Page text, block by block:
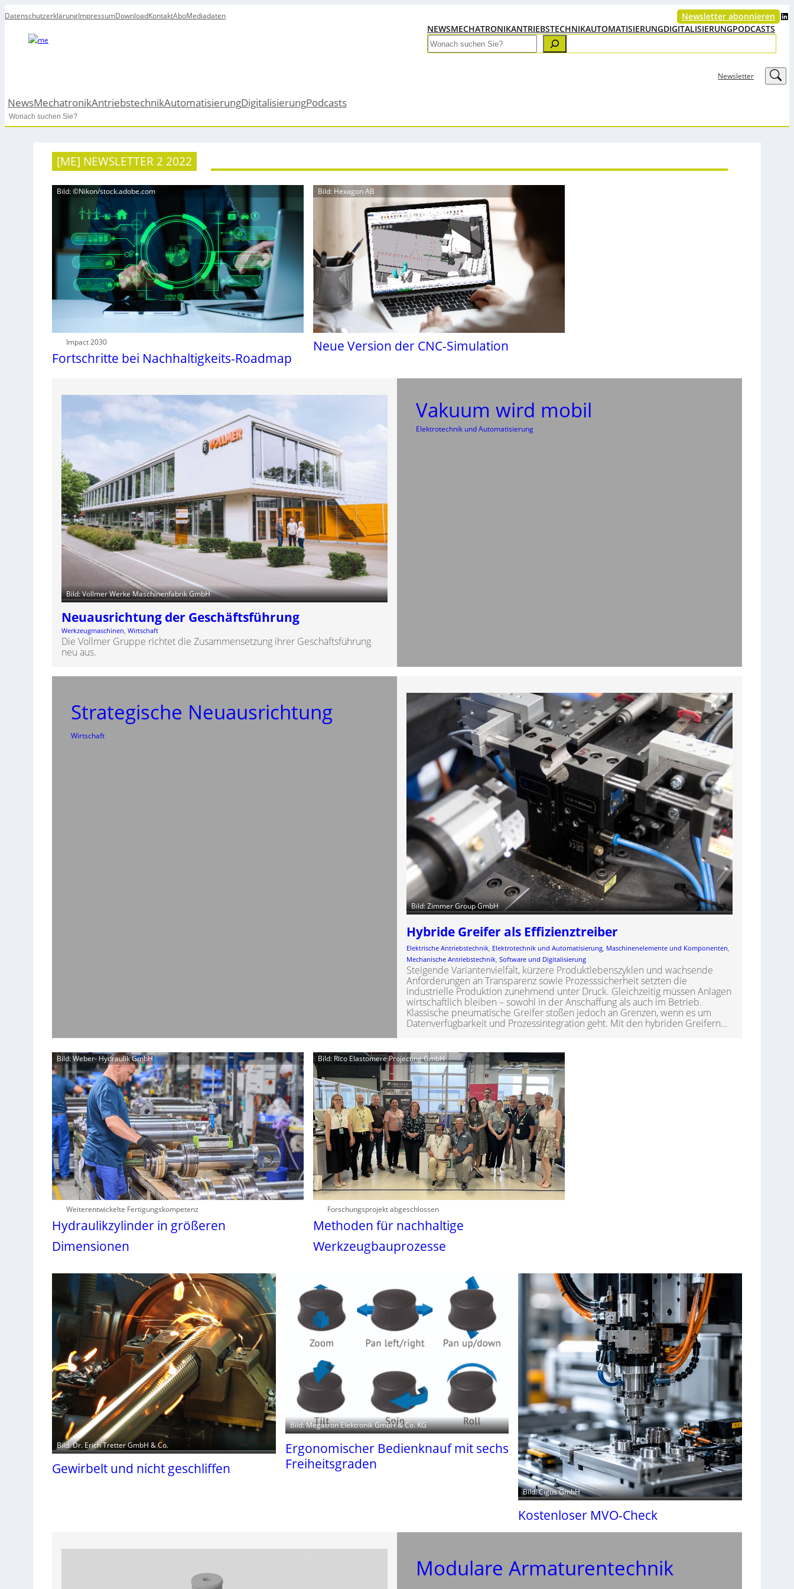
DatenschutzerklärungImpressumDownloadKontaktAboMediadaten Newsletter abonnieren LinkedIn
NEWSMECHATRONIKANTRIEBSTECHNIKAUTOMATISIERUNGDIGITALISIERUNGPODCASTS
Search
Newsletter LinkedIn
NewsMechatronikAntriebstechnikAutomatisierungDigitalisierungPodcasts
Search
[ME] NEWSLETTER 2 2022
Bild: ©Nikon/stock.adobe.com
Impact 2030
Fortschritte bei Nachhaltigkeits-Roadmap
Bild: Hexagon AB
Neue Version der CNC-Simulation
Bild: Vollmer Werke Maschinenfabrik GmbH
Neuausrichtung der Geschäftsführung
Werkzeugmaschinen, Wirtschaft
Die Vollmer Gruppe richtet die Zusammensetzung ihrer Geschäftsführung
neu aus.
Vakuum wird mobil
Elektrotechnik und Automatisierung
Strategische Neuausrichtung
Wirtschaft
Bild: Zimmer Group GmbH
Hybride Greifer als Effizienztreiber
Elektrische Antriebstechnik, Elektrotechnik und Automatisierung, Maschinenelemente und Komponenten
Mechanische Antriebstechnik, Software und Digitalisierung
Steigende Variantenvielfalt, kürzere Produktlebenszyklen und wachsende
Anforderungen an Transparenz sowie Prozesssicherheit setzten die
industrielle Produktion zunehmend unter Druck. Gleichzeitig müssen Anlagen
wirtschaftlich bleiben – sowohl in der Anschaffung als auch im Betrieb.
Klassische pneumatische Greifer stoßen jedoch an Grenzen, wenn es um
Datenverfügbarkeit und Prozessintegration geht. Mit den hybriden Greifern…
Bild: Weber- Hydraulik GmbH
Weiterentwickelte Fertigungskompetenz
Hydraulikzylinder in größeren
Dimensionen
Bild: Rico Elastomere Projecting GmbH
Forschungsprojekt abgeschlossen
Methoden für nachhaltige
Werkzeugbauprozesse
Bild: Dr. Erich Tretter GmbH & Co.
Gewirbelt und nicht geschliffen
Bild: Megatron Elektronik GmbH & Co. KG
Ergonomischer Bedienknauf mit sechs
Freiheitsgraden
Bild: Cigus GmbH
Kostenloser MVO-Check
Modulare Armaturentechnik